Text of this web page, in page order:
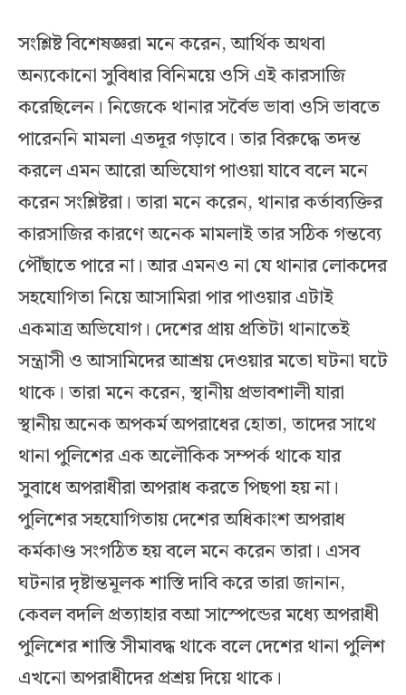
সংশ্লিষ্ট বিশেষজ্ঞরা মনে করেন, আর্থিক অথবা
অন্যকোনো সুবিধার বিনিময়ে ওসি এই কারসাজি
করেছিলেন। নিজেকে থানার সর্বৈভ ভাবা ওসি ভাবতে
পারেননি মামলা এতদূর গড়াবে। তার বিরুদ্ধে তদন্ত
করলে এমন আরো অভিযোগ পাওয়া যাবে বলে মনে
করেন সংশ্লিষ্টরা। তারা মনে করেন, থানার কর্তাব্যক্তির
কারসাজির কারণে অনেক মামলাই তার সঠিক গন্তব্যে
পৌঁছাতে পারে না। আর এমনও না যে থানার লোকদের
সহযোগিতা নিয়ে আসামিরা পার পাওয়ার এটাই
একমাত্র অভিযোগ। দেশের প্রায় প্রতিটা থানাতেই
সন্ত্রাসী ও আসামিদের আশ্রয় দেওয়ার মতো ঘটনা ঘটে
থাকে। তারা মনে করেন, স্থানীয় প্রভাবশালী যারা
স্থানীয় অনেক অপকর্ম অপরাধের হোতা, তাদের সাথে
থানা পুলিশের এক অলৌকিক সম্পর্ক থাকে যার
সুবাধে অপরাধীরা অপরাধ করতে পিছপা হয় না।
পুলিশের সহযোগিতায় দেশের অধিকাংশ অপরাধ
কর্মকাণ্ড সংগঠিত হয় বলে মনে করেন তারা। এসব
ঘটনার দৃষ্টান্তমূলক শাস্তি দাবি করে তারা জানান,
কেবল বদলি প্রত্যাহার বআ সাস্পেন্ডের মধ্যে অপরাধী
পুলিশের শাস্তি সীমাবদ্ধ থাকে বলে দেশের থানা পুলিশ
এখনো অপরাধীদের প্রশ্রয় দিয়ে থাকে।